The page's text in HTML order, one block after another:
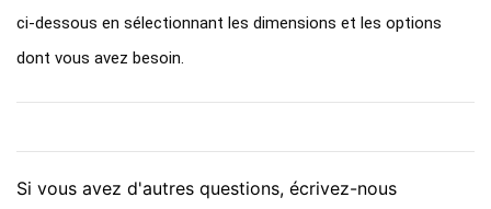
ci-dessous en sélectionnant les dimensions et les options
dont vous avez besoin.
Si vous avez d'autres questions, écrivez-nous